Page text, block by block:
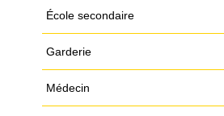
École secondaire
Garderie
Médecin